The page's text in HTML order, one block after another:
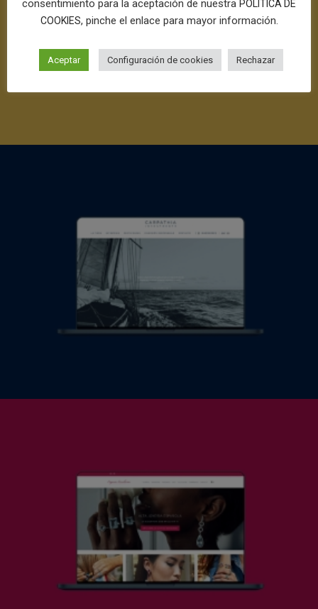
consentimiento para la aceptación de nuestra POLÍTICA DE
COOKIES, pinche el enlace para mayor información.
Aceptar Configuración de cookies Rechazar